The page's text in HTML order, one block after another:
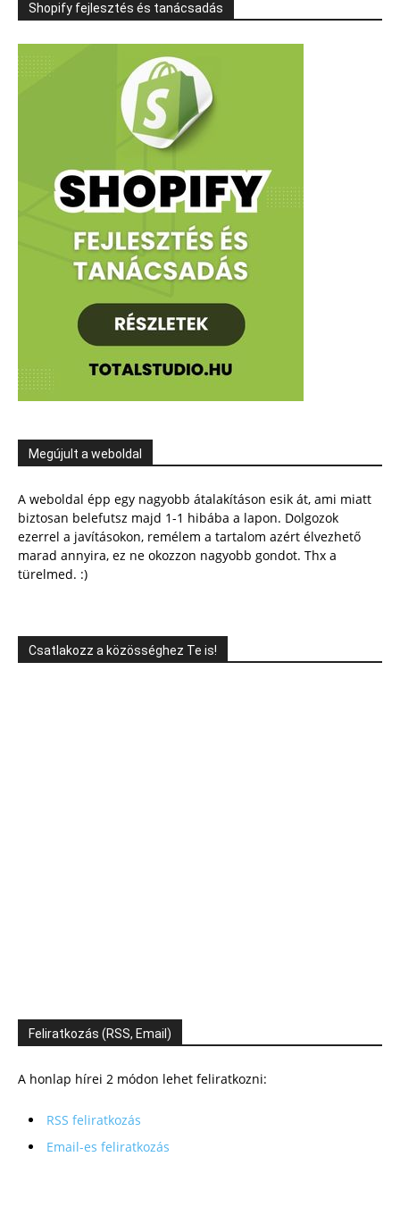
Shopify fejlesztés és tanácsadás
Megújult a weboldal
A weboldal épp egy nagyobb átalakításon esik át, ami miatt
biztosan belefutsz majd 1-1 hibába a lapon. Dolgozok
ezerrel a javításokon, remélem a tartalom azért élvezhető
marad annyira, ez ne okozzon nagyobb gondot. Thx a
türelmed. :)
Csatlakozz a közösséghez Te is!
Feliratkozás (RSS, Email)
A honlap hírei 2 módon lehet feliratkozni:
RSS feliratkozás
Email-es feliratkozás